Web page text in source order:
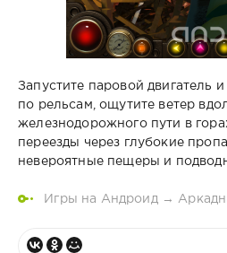
Запустите паровой двигатель
по рельсам, ощутите ветер
железнодорожного пути в
переезды через глубокие
невероятные пещеры и
Игры на Андроид →